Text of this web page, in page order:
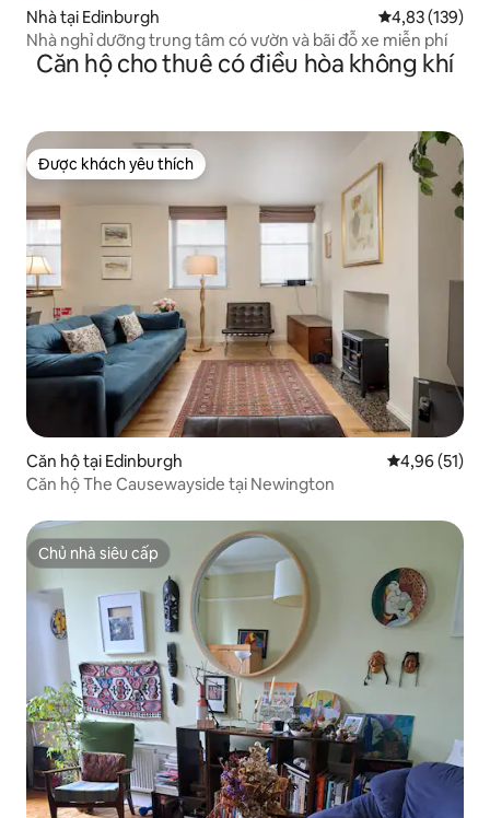
Nhà tại Edinburgh Xếp hạng
4,83 (139)
Nhà nghỉ dưỡng trung tâm có vườn và bãi đỗ xe miễn phí
Căn hộ cho thuê có điều hòa không khí
Được khách yêu thích
Được khách yêu thích
Căn hộ tại Edinburgh Xếp hạng
4,96 (51)
Căn hộ The Causewayside tại Newington
Chủ nhà siêu cấp
Chủ nhà siêu cấp